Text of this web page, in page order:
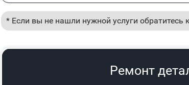
* Если вы не нашли нужной услуги обратитесь
Ремонт